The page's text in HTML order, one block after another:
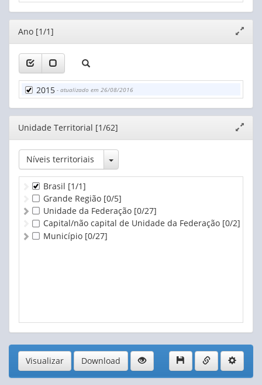
Editor
janela
Ano [1/1]
2015 - atualizado em 26/08/2016
Editor
janela
Unidade Territorial [1/62]
Níveis territoriais Toggle Dropdown
Brasil [1/1]
Grande Região [0/5]
Unidade da Federação [0/27]
Capital/não capital de Unidade da Federação [0/2]
Município [0/27]
Visualizar Download